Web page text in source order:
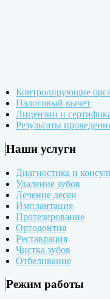
Контролирующие
Налоговый вычет
Лицензии и
Результаты
Наши услуги
Диагностика и
Удаление зубов
Лечение десен
Имплантация
Протезирование
Ортодонтия
Реставрация
Чистка зубов
Отбеливание
Режим работы